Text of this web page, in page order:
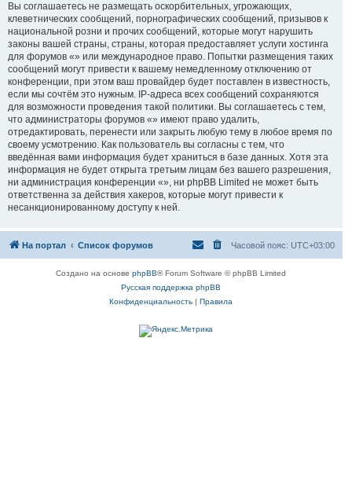
Вы соглашаетесь не размещать оскорбительных, угрожающих,
клеветнических сообщений, порнографических сообщений, призывов к
национальной розни и прочих сообщений, которые могут нарушить
законы вашей страны, страны, которая предоставляет услуги хостинга
для форумов «» или международное право. Попытки размещения таких
сообщений могут привести к вашему немедленному отключению от
конференции, при этом ваш провайдер будет поставлен в известность,
если мы сочтём это нужным. IP-адреса всех сообщений сохраняются
для возможности проведения такой политики. Вы соглашаетесь с тем,
что администраторы форумов «» имеют право удалить,
отредактировать, перенести или закрыть любую тему в любое время по
своему усмотрению. Как пользователь вы согласны с тем, что
введённая вами информация будет храниться в базе данных. Хотя эта
информация не будет открыта третьим лицам без вашего разрешения,
ни администрация конференции «», ни phpBB Limited не может быть
ответственна за действия хакеров, которые могут привести к
несанкционированному доступу к ней.
На портал Список форумов Часовой пояс: UTC+03:00
Создано на основеphpBB® Forum Software © phpBB Limited
Русская поддержка phpBB
Конфиденциальность
Правила